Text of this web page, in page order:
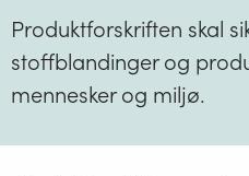
Produktforskriften skal
stoffblandinger og
mennesker og miljø.